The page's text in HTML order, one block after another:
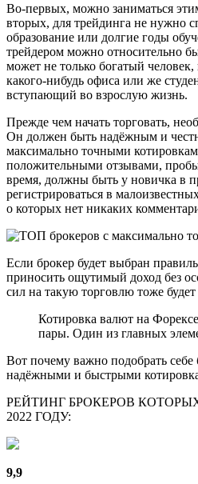
Во-первых, можно заниматься
вторых, для трейдинга не нужно
образование или долгие годы
трейдером можно относительно
может не только богатый
какого-нибудь офиса или же
вступающий во взрослую жизнь.
Прежде чем начать торговать,
Он должен быть надёжным и
максимально точными
положительными отзывами,
время, должны быть у новичка в
регистрироваться в
о которых нет никаких
Если брокер будет выбран
приносить ощутимый доход без
сил на такую торговлю тоже
Котировка валют на
пары. Один из главных
Вот почему важно подобрать себе
надёжными и быстрыми
РЕЙТИНГ БРОКЕРОВ
2022 ГОДУ:
9,9